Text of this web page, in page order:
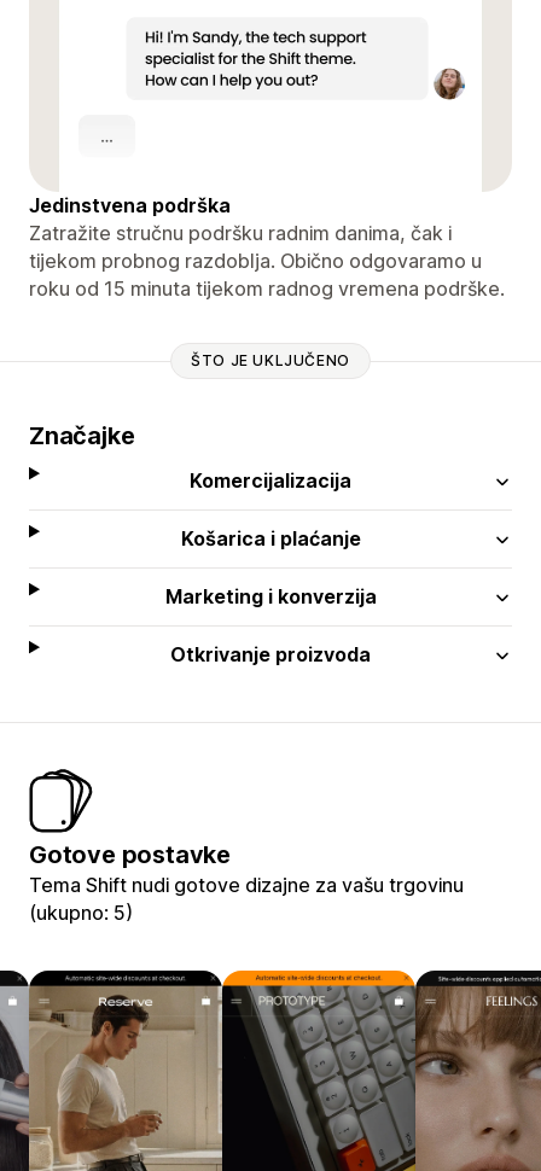
Jedinstvena podrška
Zatražite stručnu podršku radnim danima, čak i
tijekom probnog razdoblja. Obično odgovaramo u
roku od 15 minuta tijekom radnog vremena podrške.
ŠTO JE UKLJUČENO
Značajke
Komercijalizacija
Košarica i plaćanje
Marketing i konverzija
Otkrivanje proizvoda
Gotove postavke
Tema Shift nudi gotove dizajne za vašu trgovinu
(ukupno: 5)